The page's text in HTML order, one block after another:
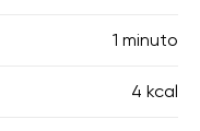
1 minuto
4 kcal